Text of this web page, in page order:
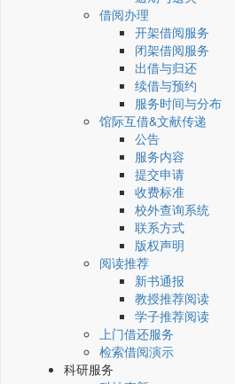
借阅办理
开架借阅服务
闭架借阅服务
出借与归还
续借与预约
服务时间与分布
馆际互借&文献传递
公告
服务内容
提交申请
收费标准
校外查询系统
联系方式
版权声明
阅读推荐
新书通报
教授推荐阅读
学子推荐阅读
上门借还服务
检索借阅演示
科研服务